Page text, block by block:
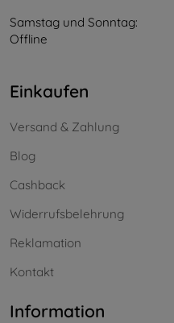
Samstag und Sonntag:
Offline
Einkaufen
Versand & Zahlung
Blog
Cashback
Widerrufsbelehrung
Reklamation
Kontakt
Information